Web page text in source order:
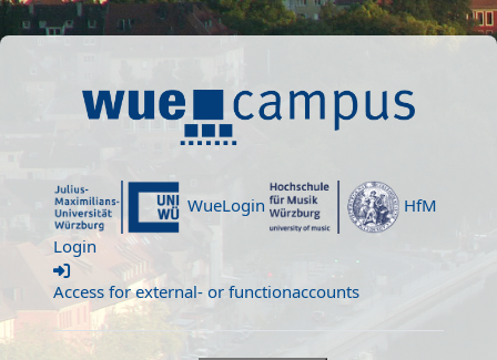
Skip to main content
Welcome to WueCampus
WueLogin
HfM
Login
Access for external- or functionaccounts